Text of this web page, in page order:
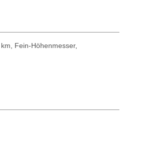
Fein-Höhenmesser,